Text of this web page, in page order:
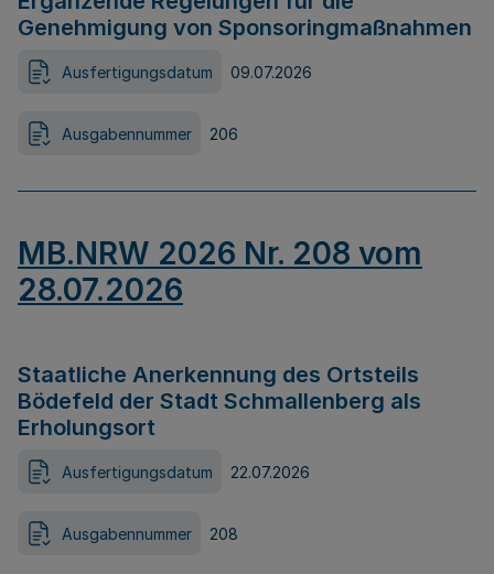
Genehmigung von Sponsoringmaßnahmen
Ausfertigungsdatum 09.07.2026
Ausgabennummer 206
MB.NRW 2026 Nr. 208 vom
28.07.2026
Staatliche Anerkennung des Ortsteils
Bödefeld der Stadt Schmallenberg als
Erholungsort
Ausfertigungsdatum 22.07.2026
Ausgabennummer 208